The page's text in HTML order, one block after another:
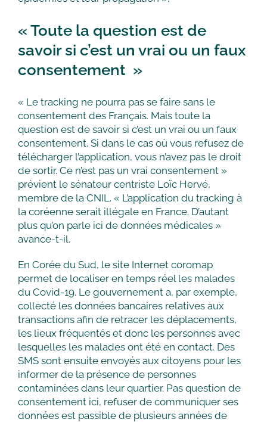
« Toute la question est de
savoir si c’est un vrai ou un faux
consentement »
« Le tracking ne pourra pas se faire sans le
consentement des Français. Mais toute la
question est de savoir si c’est un vrai ou un faux
consentement. Si dans le cas où vous refusez de
télécharger l’application, vous n’avez pas le droit
de sortir. Ce n’est pas un vrai consentement »
prévient le sénateur centriste Loïc Hervé,
membre de la CNIL. « L’application du tracking à
la coréenne serait illégale en France. D’autant
plus qu’on parle ici de données médicales »
avance-t-il.
En Corée du Sud, le site Internet coromap
permet de localiser en temps réel les malades
du Covid-19. Le gouvernement a, par exemple,
collecté les données bancaires relatives aux
transactions afin de retracer les déplacements,
les lieux fréquentés et donc les personnes avec
lesquelles les malades ont été en contact. Des
SMS sont ensuite envoyés aux citoyens pour les
informer de la présence de personnes
contaminées dans leur quartier. Pas question de
consentement ici, refuser de communiquer ses
données est passible de plusieurs années de